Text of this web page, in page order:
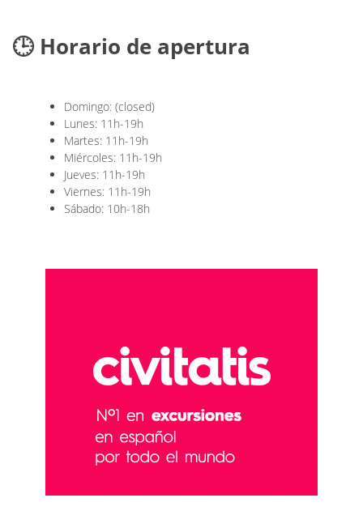
🕒 Horario de apertura
Domingo: (closed)
Lunes: 11h-19h
Martes: 11h-19h
Miércoles: 11h-19h
Jueves: 11h-19h
Viernes: 11h-19h
Sábado: 10h-18h